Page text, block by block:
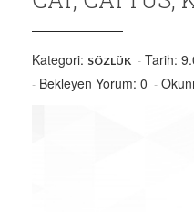
Kategori: SÖZLÜK Tarih:
Bekleyen Yorum: 0